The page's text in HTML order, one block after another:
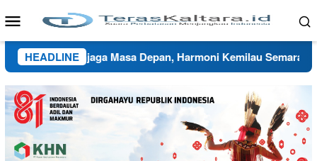
ke
Menu
Mobile
HEADLINE
Menjaga Masa Depan, Harmoni Kemilau Semarakkan HUT